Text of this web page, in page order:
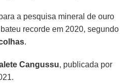
a pesquisa mineral de ouro
recorde em 2020, segundo
.
Cangussu, publicada por